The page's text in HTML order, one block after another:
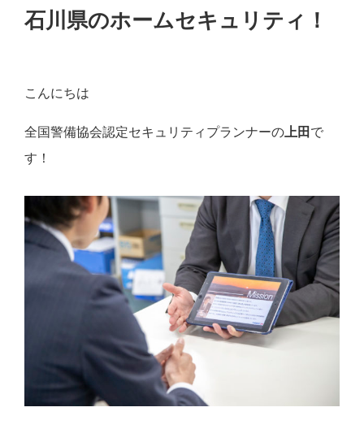
石川県のホームセキュリティ！
こんにちは
全国警備協会認定セキュリティプランナーの 上田 で
す！